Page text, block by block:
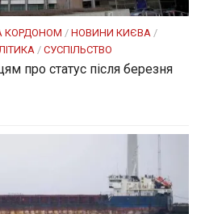
КОРДОНОМ / НОВИНИ КИЄВА /
/ СУСПІЛЬСТВО
про статус після березня